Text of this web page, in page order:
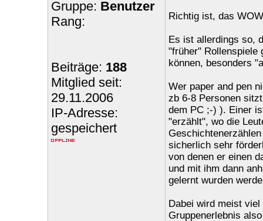
Gruppe: Benutzer
Rang:
Beiträge: 188
Mitglied seit:
29.11.2006
IP-Adresse:
gespeichert
Richtig ist, das
Es ist allerdings so,
"früher" Rollenspiele
können, besonders
Wer paper and pen
zb 6-8 Personen
dem PC ;-) ). Einer
"erzählt", wo die
sicherlich sehr
von denen er einen
und mit ihm dann
gelernt wurden
Dabei wird meist
Gruppenerlebnis